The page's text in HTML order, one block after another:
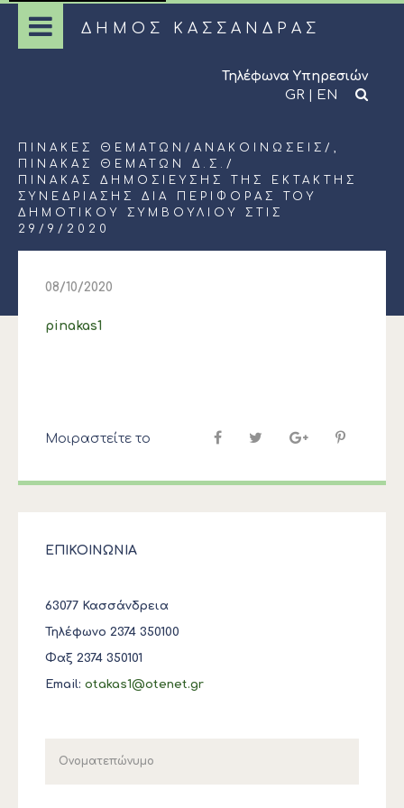
ΔΗΜΟΣ ΚΑΣΣΑΝΔΡΑΣ
Τηλέφωνα Υπηρεσιών
GR | EN
ΠΊΝΑΚΕΣ ΘΕΜΆΤΩΝ / ΑΝΑΚΟΙΝΏΣΕΙΣ /,
ΠΊΝΑΚΑΣ ΘΕΜΆΤΩΝ Δ.Σ. /
ΠΙΝΑΚΑΣ ΔΗΜΟΣΙΕΥΣΗΣ ΤΗΣ EKTAKTΗΣ
ΣΥΝΕΔΡΙΑΣΗΣ ΔΙΑ ΠΕΡΙΦΟΡΑΣ ΤΟΥ
ΔΗΜΟΤΙΚΟΥ ΣΥΜΒΟΥΛΙΟΥ ΣΤΙΣ
29/9/2020
08/10/2020
pinakas1
Μοιραστείτε το
ΕΠΙΚΟΙΝΩΝΙΑ
63077 Κασσάνδρεια
Τηλέφωνο 2374 350100
Φαξ 2374 350101
Email: otakas1@otenet.gr